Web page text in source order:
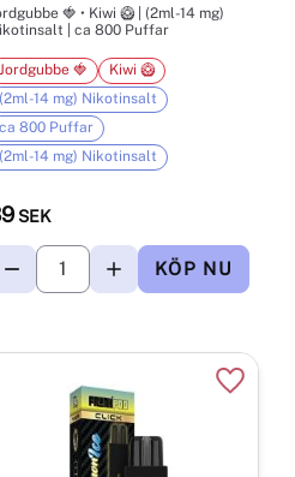
🍓 • Kiwi 🥝 | (2ml-14 mg)
| ca 800 Puffar
SEK
Jordgubbe 🍓
Kiwi 🥝
(2ml-14 mg) Nikotinsalt
ca 800 Puffar
(2ml-14 mg) Nikotinsalt
Lägg